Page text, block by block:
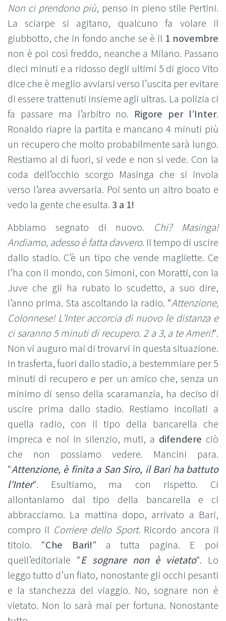
Non ci prendono più, penso in pieno stile Pertini.
La sciarpe si agitano, qualcuno fa volare il
giubbotto, che in fondo anche se è il 1 novembre
non è poi così freddo, neanche a Milano. Passano
dieci minuti e a ridosso degli ultimi 5 di gioco Vito
dice che è meglio avviarsi verso l’uscita per evitare
di essere trattenuti insieme agli ultras. La polizia ci
fa passare ma l’arbitro no. Rigore per l’Inter.
Ronaldo riapre la partita e mancano 4 minuti più
un recupero che molto probabilmente sarà lungo.
Restiamo al di fuori, si vede e non si vede. Con la
coda dell’occhio scorgo Masinga che si invola
verso l’area avversaria. Poi sento un altro boato e
vedo la gente che esulta. 3 a 1!
Abbiamo segnato di nuovo. Chi? Masinga!
Andiamo, adesso è fatta davvero. Il tempo di uscire
dallo stadio. C’è un tipo che vende magliette. Ce
l’ha con il mondo, con Simoni, con Moratti, con la
Juve che gli ha rubato lo scudetto, a suo dire,
l’anno prima. Sta ascoltando la radio. “Attenzione,
Colonnese! L’Inter accorcia di nuovo le distanza e
ci saranno 5 minuti di recupero. 2 a 3, a te Ameri!“.
Non vi auguro mai di trovarvi in questa situazione.
In trasferta, fuori dallo stadio, a bestemmiare per 5
minuti di recupero e per un amico che, senza un
minimo di senso della scaramanzia, ha deciso di
uscire prima dallo stadio. Restiamo incollati a
quella radio, con il tipo della bancarella che
impreca e noi in silenzio, muti, a difendere ciò
che non possiamo vedere. Mancini para.
“Attenzione, è finita a San Siro, il Bari ha battuto
l’Inter“. Esultiamo, ma con rispetto. Ci
allontaniamo dal tipo della bancarella e ci
abbracciamo. La mattina dopo, arrivato a Bari,
compro il Corriere dello Sport. Ricordo ancora il
titolo. “Che Bari!” a tutta pagina. E poi
quell’editoriale “E sognare non è vietato“. Lo
leggo tutto d’un fiato, nonostante gli occhi pesanti
e la stanchezza del viaggio. No, sognare non è
vietato. Non lo sarà mai per fortuna. Nonostante